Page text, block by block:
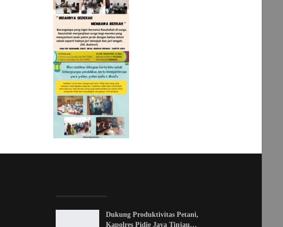
Dukung Produktivitas Petani,
Kapolres Pidie Jaya Tinjau…